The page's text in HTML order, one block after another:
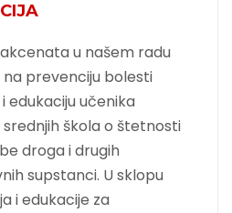
u našem radu
prevenciju bolesti
edukaciju učenika
srednjih škola o štetnosti
droga i drugih
supstanci. U sklopu
i edukacije za